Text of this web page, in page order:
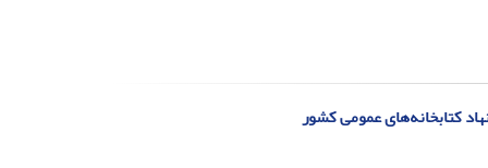
کتابخانه‌های عمومی کشور